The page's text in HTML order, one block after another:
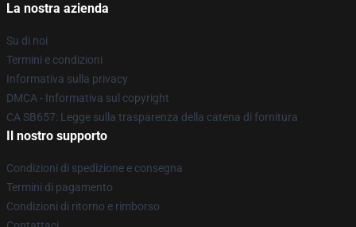
La nostra azienda
Su di noi
Termini e condizioni
Informativa sulla privacy
DMCA - Informativa sul copyright
CA SB657: Legge sulla trasparenza della catena di fornitura
Il nostro supporto
Condizioni di spedizione e consegna
Termini di pagamento
Condizioni di ritorno e rimborso